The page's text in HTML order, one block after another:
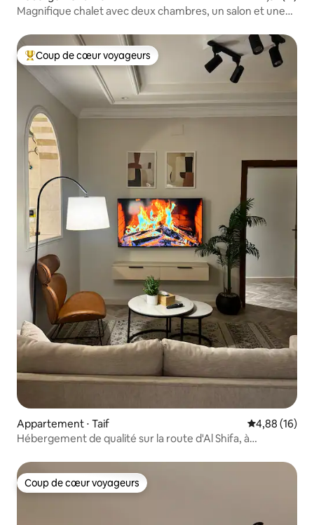
Magnifique chalet avec deux chambres, un salon et une
Coups de cœur voyageurs les plus appréciés
Coup de cœur voyageurs
Appartement ⋅ Taif Évaluation
4,88 (16)
Hébergement de qualité sur la route d'Al Shifa, à
Coup de cœur voyageurs
Coup de cœur voyageurs